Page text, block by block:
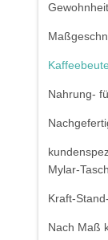
Nahrung-
Mylar-
Kraft-
Nach Maß